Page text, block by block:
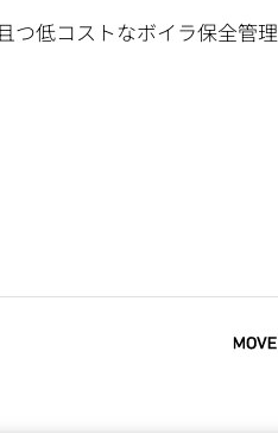
つ低コストなボイラ保全管理